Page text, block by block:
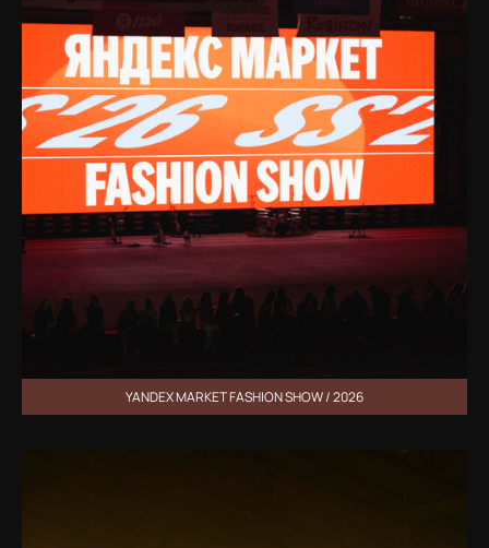
YANDEX MARKET FASHION SHOW / 2026